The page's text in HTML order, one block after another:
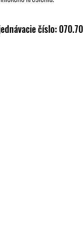
číslo: